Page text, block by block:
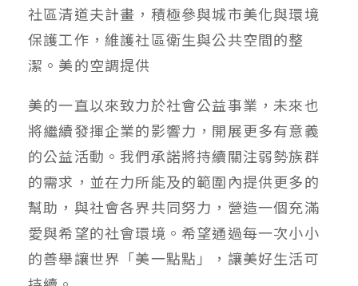
社區清道夫計畫，積極參與城市美化與環境
保護工作，維護社區衛生與公共空間的整
潔。美的空調提供
美的一直以來致力於社會公益事業，未來也
將繼續發揮企業的影響力，開展更多有意義
的公益活動。我們承諾將持續關注弱勢族群
的需求，並在力所能及的範圍內提供更多的
幫助，與社會各界共同努力，營造一個充滿
愛與希望的社會環境。希望通過每一次小小
的善舉讓世界「美一點點」，讓美好生活可